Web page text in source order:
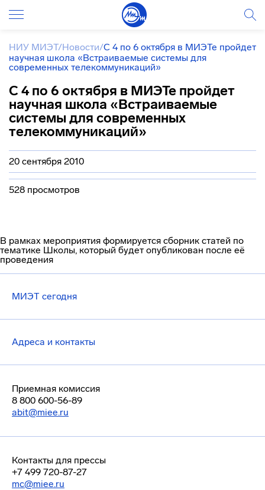
НИУ МИЭТ/Новости/С 4 по 6 октября в МИЭТе пройдет
научная школа «Встраиваемые системы для
современных телекоммуникаций»
С 4 по 6 октября в МИЭТе пройдет
научная школа «Встраиваемые
системы для современных
телекоммуникаций»
20 сентября 2010
528 просмотров
В рамках мероприятия формируется сборник статей по
тематике Школы, который будет опубликован после её
проведения
МИЭТ сегодня
Адреса и контакты
Приемная комиссия
8 800 600-56-89
abit@miee.ru
Контакты для прессы
+7 499 720-87-27
mc@miee.ru